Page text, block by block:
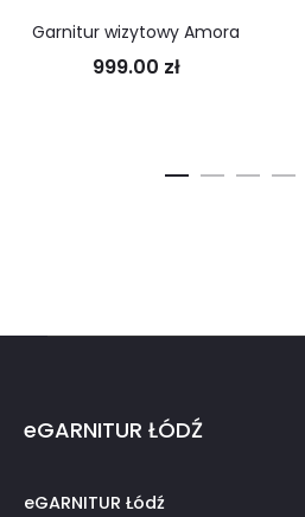
Garnitur wizytowy Amora
999.00 zł
eGARNITUR ŁÓDŹ
eGARNITUR Łódź